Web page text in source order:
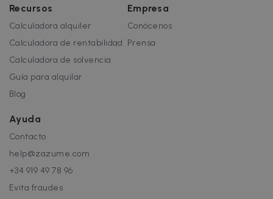
Recursos
Calculadora alquiler
Calculadora de rentabilidad
Calculadora de solvencia
Guía para alquilar
Blog
Empresa
Conócenos
Prensa
Ayuda
Contacto
help@zazume.com
+34 919 49 78 96
Evita fraudes
Estrictamente necesarias
Rendimiento
Orientación
Funcionalidad
permiten la funcionalidad central del sitio
cf_chl_3